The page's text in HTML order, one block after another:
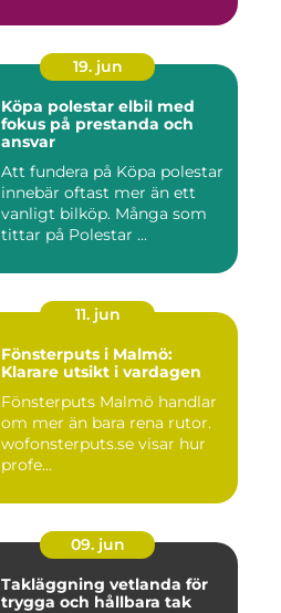
19. jun
Köpa polestar elbil med
fokus på prestanda och
ansvar
Att fundera på Köpa polestar
innebär oftast mer än ett
vanligt bilköp. Många som
tittar på Polestar ...
11. jun
Fönsterputs i Malmö:
Klarare utsikt i vardagen
Fönsterputs Malmö handlar
om mer än bara rena rutor.
wofonsterputs.se visar hur
profe...
09. jun
Takläggning vetlanda för
trygga och hållbara tak